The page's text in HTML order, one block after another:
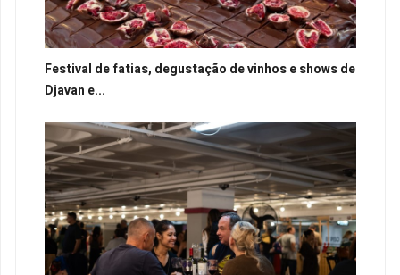
Festival de fatias, degustação de vinhos e shows de
Djavan e...